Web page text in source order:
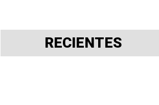
RECIENTES